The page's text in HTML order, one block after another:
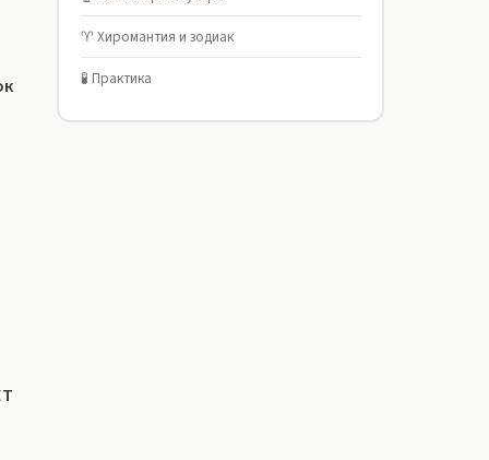
♈ Хиромантия и зодиак
🧪 Практика